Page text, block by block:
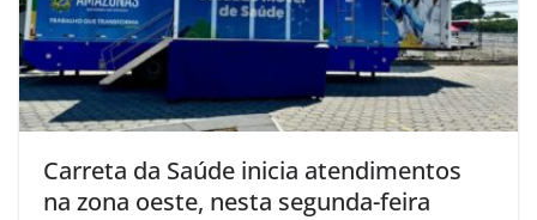
Carreta da Saúde inicia atendimentos
na zona oeste, nesta segunda-feira